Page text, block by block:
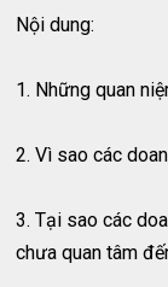
Nội dung:
1. Những quan
2. Vì sao các
3. Tại sao các
chưa quan tâm